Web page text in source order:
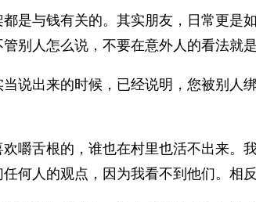
是与钱有关的。其实朋友，日常更是
别人怎么说，不要在意外人的看法就是
说出来的时候，已经说明，您被别人
嚼舌根的，谁也在村里也活不出来。
何人的观点，因为我看不到他们。相